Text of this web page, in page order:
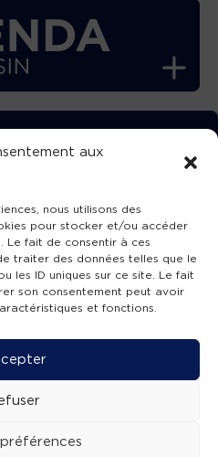
aux
nous utilisons des
pour stocker et/ou accéder
Le fait de consentir à ces
traiter des données telles que le
les ID uniques sur ce site. Le fait
son consentement peut avoir
et fonctions.
GRATUITEMENT
TVBA !
NOUS !
Accessibilité